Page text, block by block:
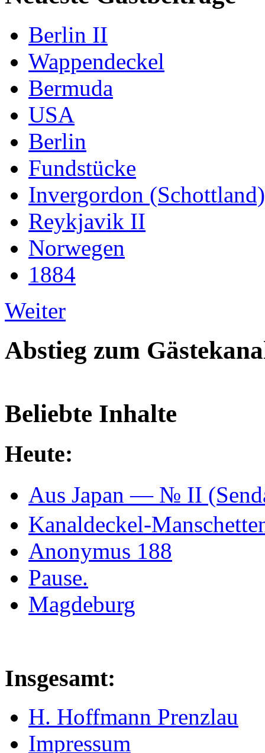
Berlin II
Wappendeckel
Bermuda
USA
Berlin
Fundstücke
Invergordon (Schottland)
Reykjavik II
Norwegen
1884
Weiter
Abstieg zum
Beliebte Inhalte
Heute:
Aus Japan — № II
Kanaldeckel-
Anonymus 188
Pause.
Magdeburg
Insgesamt:
H. Hoffmann Prenzlau
Impressum